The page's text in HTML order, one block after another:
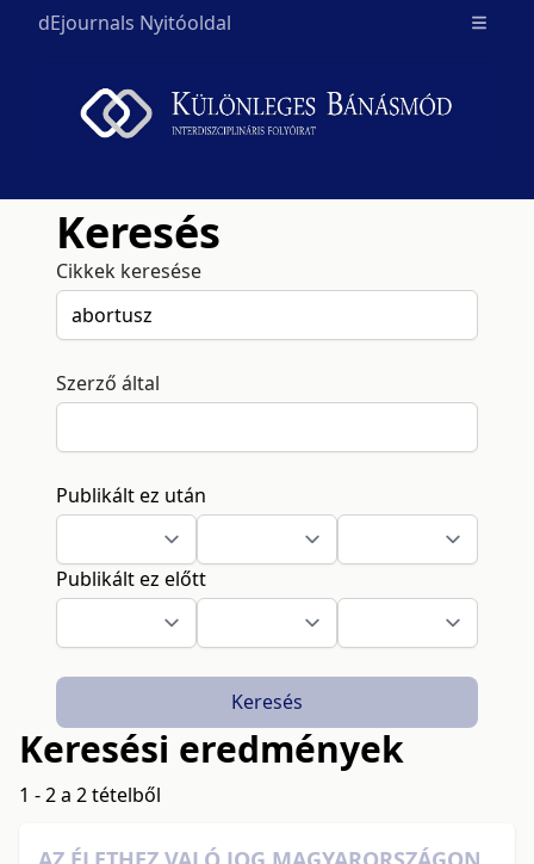
dEjournals Nyitóoldal Open
Keresés
Cikkek keresése
Szerző által
Publikált ez után
Publikált ez előtt
Keresés
Keresési eredmények
1 - 2 a 2 tételből